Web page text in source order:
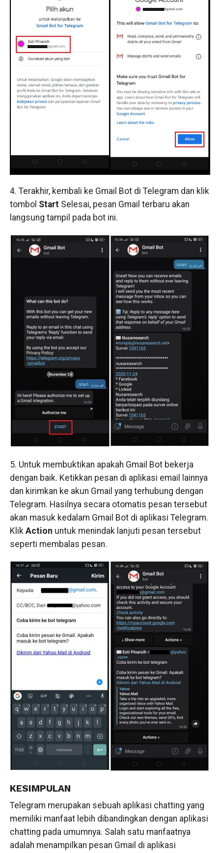
4. Terakhir, kembali ke Gmail Bot di Telegram dan klik
tombol StartSelesai, pesan Gmail terbaru akan
langsung tampil pada bot ini.
5. Untuk membuktikan apakah Gmail Bot bekerja
dengan baik. Ketikkan pesan di aplikasi email lainnya
dan kirimkan ke akun Gmail yang terhubung dengan
Telegram. Hasilnya secara otomatis pesan tersebut
akan masuk kedalam Gmail Bot di aplikasi Telegram.
Klik Action untuk menindak lanjuti pesan tersebut
seperti membalas pesan.
KESIMPULAN
Telegram merupakan sebuah aplikasi chatting yang
memiliki manfaat lebih dibandingkan dengan aplikasi
chatting pada umumnya. Salah satu manfaatnya
adalah menampilkan pesan Gmail di aplikasi